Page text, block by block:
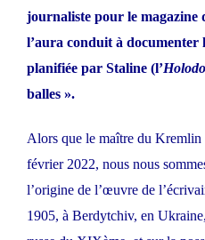
journaliste pour le magazine
l’aura conduit à
planifiée par Staline (l’
balles ».
Alors que le maître du Kremlin
février 2022, nous nous
l’origine de l’œuvre de
1905, à Berdytchiv, en